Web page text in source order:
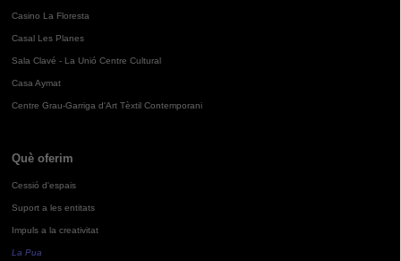
Casino La Floresta
Casal Les Planes
Sala Clavé - La Unió Centre Cultural
Casa Aymat
Centre Grau-Garriga d'Art Tèxtil Contemporani
Què oferim
Cessió d'espais
Suport a les entitats
Impuls a la creativitat
La Pua